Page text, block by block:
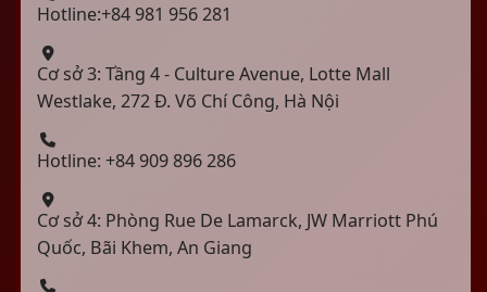
Hotline:+84 981 956 281
Cơ sở 3: Tầng 4 - Culture Avenue, Lotte Mall
Westlake, 272 Đ. Võ Chí Công, Hà Nội
Hotline: +84 909 896 286
Cơ sở 4: Phòng Rue De Lamarck, JW Marriott Phú
Quốc, Bãi Khem, An Giang